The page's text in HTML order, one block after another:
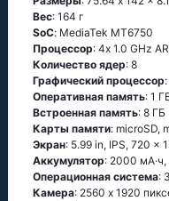
Вес: 164 г
SoC: МеdiаТеk МТ6750
Процессор: 4х 1.0 GНz
Количество ядер: 8
Графический процессор
Оперативная память: 1
Встроенная память: 8 ГБ
Карты памяти: microSD,
Экран: 5.99 in, IPS, 720 x
Аккумулятор: 2000
Oперационная система:
Камера: 2560 x 1920